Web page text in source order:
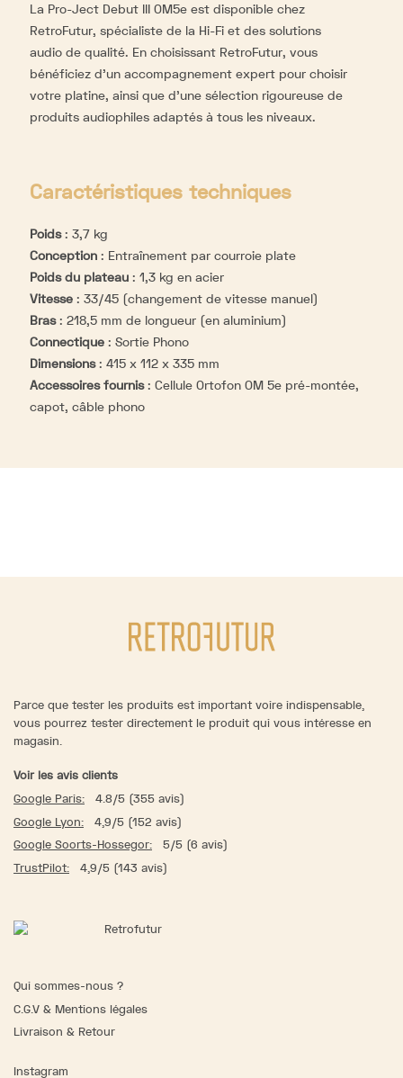
La Pro-Ject Debut III OM5e est disponible chez
RetroFutur, spécialiste de la Hi-Fi et des solutions
audio de qualité. En choisissant RetroFutur, vous
bénéficiez d’un accompagnement expert pour choisir
votre platine, ainsi que d’une sélection rigoureuse de
produits audiophiles adaptés à tous les niveaux.
Caractéristiques techniques
Poids: 3,7 kg
Conception : Entraînement par courroie plate
Poids du plateau : 1,3 kg en acier
Vitesse : 33/45 (changement de vitesse manuel)
Bras: 218,5 mm de longueur (en aluminium)
Connectique : Sortie Phono
Dimensions: 415 x 112 x 335 mm
Accessoires fournis: Cellule Ortofon OM 5e pré-montée,
capot, câble phono
Parce que tester les produits est important voire indispensable,
vous pourrez tester directement le produit qui vous intéresse en
magasin.
Voir les avis clients
Google Paris:
4.8/5 (355 avis)
Google Lyon:
4,9/5 (152 avis)
Google Soorts-Hossegor:
5/5 (6 avis)
TrustPilot:
4,9/5 (143 avis)
Qui sommes-nous ?
C.G.V & Mentions légales
Livraison & Retour
Instagram